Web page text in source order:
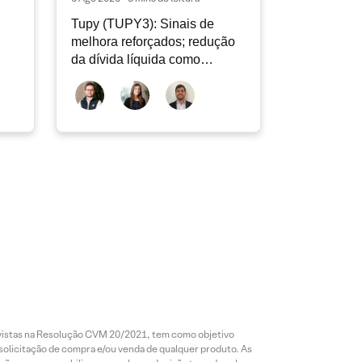
Tupy (TUPY3): Sinais de
melhora reforçados; redução
da dívida líquida como
2T26
na Resolução CVM 20/2021, tem como objetivo
de compra e/ou venda de qualquer produto. As